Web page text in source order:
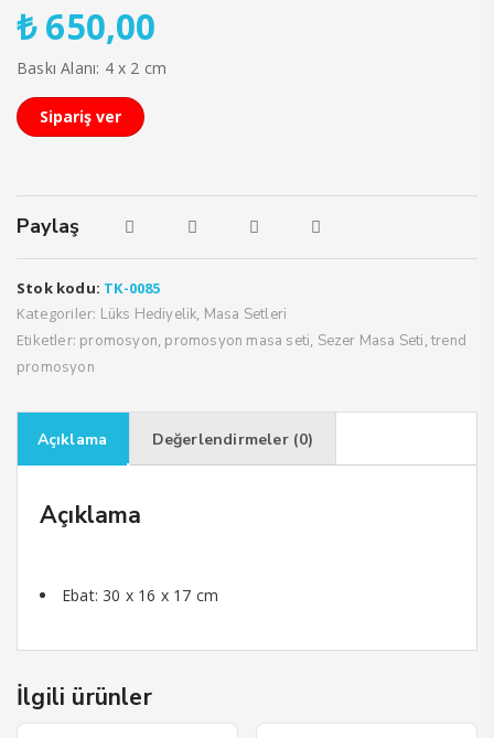
₺650,00
Baskı Alanı: 4 x 2 cm
Sipariş ver
Paylaş
Stok kodu: TK-0085
Kategoriler: Lüks Hediyelik, Masa Setleri
Etiketler: promosyon, promosyon masa seti, Sezer Masa Seti,trend
promosyon
Açıklama Değerlendirmeler (0)
Açıklama
Ebat: 30 x 16 x 17 cm
İlgili ürünler